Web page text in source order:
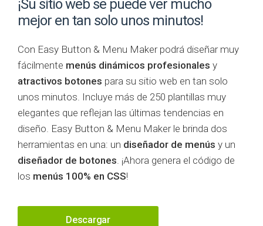
¡Su sitio web se puede ver mucho
mejor en tan solo unos minutos!
Con Easy Button & Menu Maker podrá diseñar muy
fácilmente menús dinámicos profesionales y
atractivos botones para su sitio web en tan solo
unos minutos. Incluye más de 250 plantillas muy
elegantes que reflejan las últimas tendencias en
diseño. Easy Button & Menu Maker le brinda dos
herramientas en una: un diseñador de menús y un
diseñador de botones. ¡Ahora genera el código de
los menús 100% en CSS!
Descargar